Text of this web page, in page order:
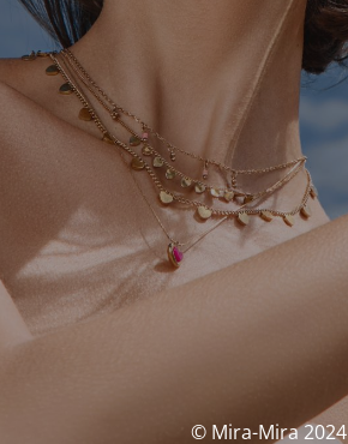
© Mira-Mira 2024